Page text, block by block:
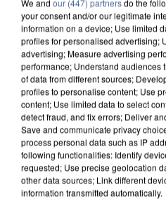
LES DONNÉES DE 300
We and our (447) partnersdo the
your consent and/or our legitimate
information on a device; Use limited
profiles for personalised advertising;
advertising; Measure advertising
performance; Understand audiences
of data from different sources;
profiles to personalise content; Use
content; Use limited data to select
detect fraud, and fix errors; Deliver
Save and communicate privacy
process personal data such as IP
following functionalities: Identify
requested; Use precise geolocation
other data sources; Link different
information transmitted automatically.